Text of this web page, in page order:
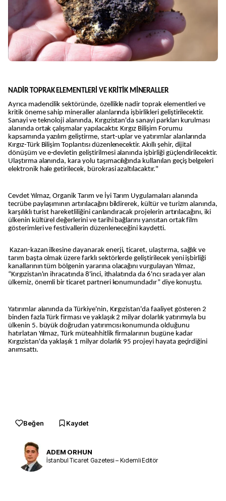
NADİR TOPRAK ELEMENTLERİ VE KRİTİK MİNERALLER
Ayrıca madencilik sektöründe, özellikle nadir toprak elementleri ve
kritik öneme sahip mineraller alanlarında işbirlikleri geliştirilecektir.
Sanayi ve teknoloji alanında, Kırgızistan'da sanayi parkları kurulması
alanında ortak çalışmalar yapılacaktır. Kırgız Bilişim Forumu
kapsamında yazılım geliştirme, start-uplar ve yatırımlar alanlarında
Kırgız-Türk Bilişim Toplantısı düzenlenecektir. Akıllı şehir, dijital
dönüşüm ve e-devletin geliştirilmesi alanında işbirliği güçlendirilecektir.
Ulaştırma alanında, kara yolu taşımacılığında kullanılan geçiş belgeleri
elektronik hale getirilecek, bürokrasi azaltılacaktır."
Cevdet Yılmaz, Organik Tarım ve İyi Tarım Uygulamaları alanında
tecrübe paylaşımının artırılacağını bildirerek, kültür ve turizm alanında,
karşılıklı turist hareketliliğini canlandıracak projelerin artırılacağını, iki
ülkenin kültürel değerlerini ve tarihi bağlarını yansıtan ortak film
gösterimleri ve festivallerin düzenleneceğini kaydetti.
Kazan-kazan ilkesine dayanarak enerji, ticaret, ulaştırma, sağlık ve
tarım başta olmak üzere farklı sektörlerde geliştirilecek yeni işbirliği
kanallarının tüm bölgenin yararına olacağını vurgulayan Yılmaz,
“Kırgızistan'ın ihracatında 8'inci, ithalatında da 6'ncı sırada yer alan
ülkemiz, önemli bir ticaret partneri konumundadır” diye konuştu.
Yatırımlar alanında da Türkiye'nin, Kırgızistan'da faaliyet gösteren 2
binden fazla Türk firması ve yaklaşık 2 milyar dolarlık yatırımıyla bu
ülkenin 5. büyük doğrudan yatırımcısı konumunda olduğunu
hatırlatan Yılmaz, Türk müteahhitlik firmalarının bugüne kadar
Kırgızistan'da yaklaşık 1 milyar dolarlık 95 projeyi hayata geçirdiğini
anımsattı.
Beğen Kaydet
ADEM ORHUN
İstanbul Ticaret Gazetesi – Kıdemli Editör